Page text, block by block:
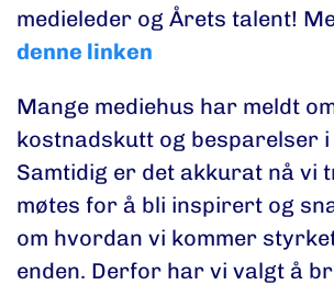
medieleder og Årets talent!
denne linken
Mange mediehus har meldt
kostnadskutt og besparelser i
Samtidig er det akkurat nå vi
møtes for å bli inspirert og
om hvordan vi kommer
enden. Derfor har vi valgt å